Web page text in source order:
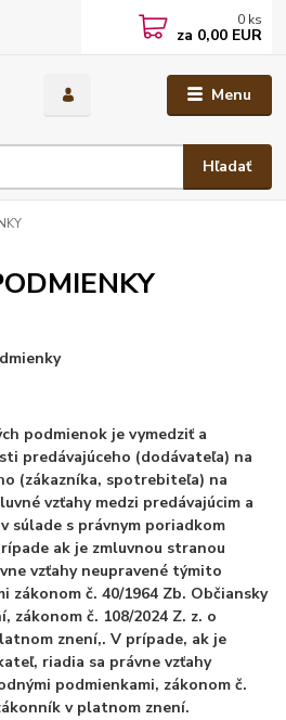
Menu
Hľadať
0 ks
za 0,00 EUR
podmienok je vymedziť a
predávajúceho (dodávateľa) na
(zákazníka, spotrebiteľa) na
vzťahy medzi predávajúcim a
súlade s právnym poriadkom
ak je zmluvnou stranou
vzťahy neupravené týmito
zákonom č. 40/1964 Zb. Občiansky
zákonom č. 108/2024 Z. z. o
znení,. V prípade, ak je
riadia sa právne vzťahy
podmienkami, zákonom č.
v platnom znení.